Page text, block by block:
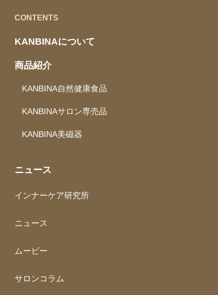
CONTENTS
KANBINAについて
商品紹介
KANBINA自然健康食品
KANBINAサロン専売品
KANBINA美磁器
ニュース
インナーケア研究所
ニュース
ムービー
サロンコラム